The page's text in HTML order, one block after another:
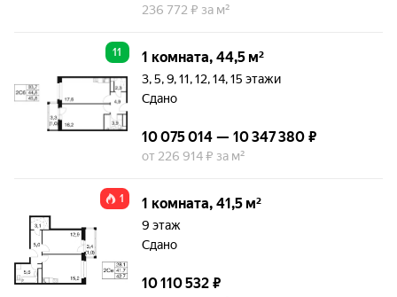
236 772 ₽ за м²
11 1 комната, 44,5 м²
3, 5, 9, 11, 12, 14, 15 этажи
Сдано
10 075 014 — 10 347 380 ₽
от 226 914 ₽ за м²
1 1 комната, 41,5 м²
9 этаж
Сдано
10 110 532 ₽